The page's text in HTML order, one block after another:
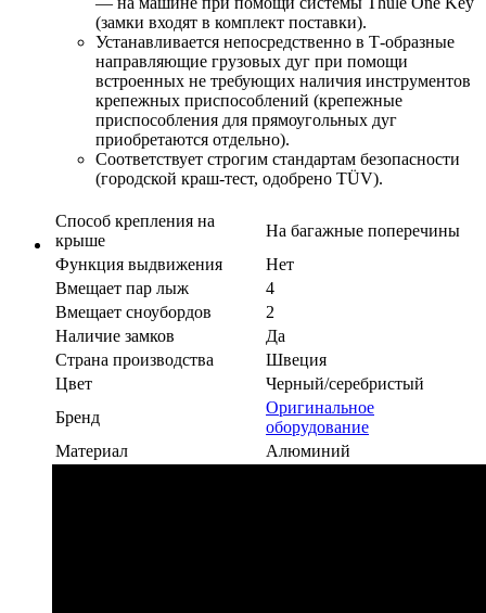
(замки входят в комплект поставки).
Устанавливается непосредственно в Т-образные
направляющие грузовых дуг при помощи
встроенных не требующих наличия инструментов
крепежных приспособлений (крепежные
приспособления для прямоугольных дуг
приобретаются отдельно).
Соответствует строгим стандартам безопасности
(городской краш-тест, одобрено TÜV).
Способ крепления на
крыше
На багажные поперечины
Функция выдвижения
Нет
Вмещает пар лыж
4
Вмещает сноубордов
2
Наличие замков
Да
Страна производства
Швеция
Цвет
Черный/серебристый
Бренд
Оригинальное
оборудование
Материал
Алюминий